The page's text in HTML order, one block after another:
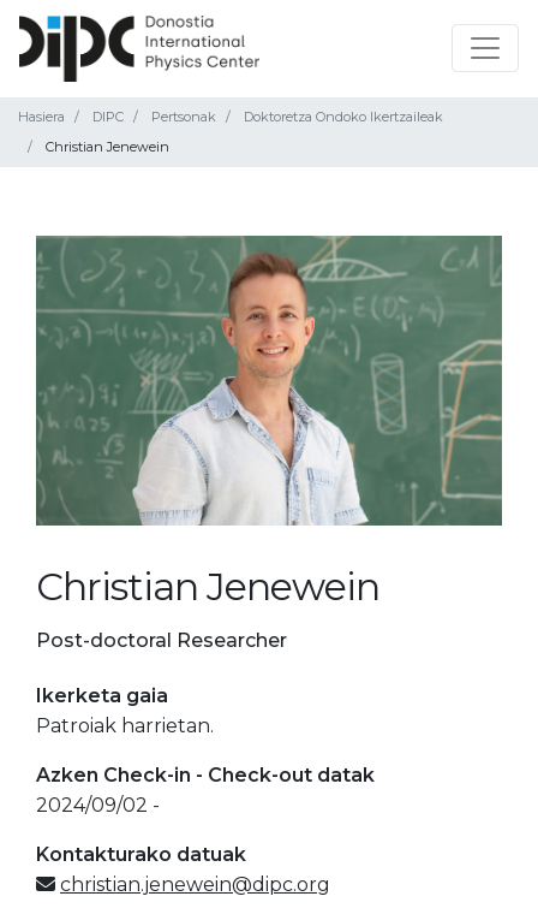
Hasiera DIPC Pertsonak
Doktoretza Ondoko Ikertzaileak
Christian Jenewein
Christian Jenewein
Post-doctoral Researcher
Ikerketa gaia
Patroiak harrietan.
Azken Check-in - Check-out datak
2024/09/02 -
Kontakturako datuak
christian.jenewein@dipc.org